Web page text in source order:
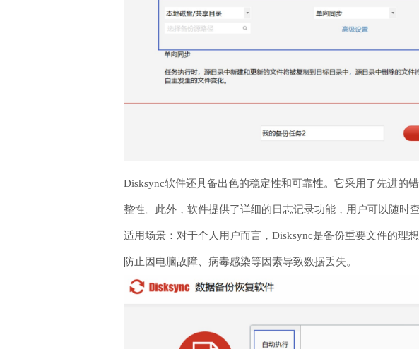
Disksync软件还具备出色的稳定性和可靠性。它采用了先进的
整性。此外，软件提供了详细的日志记录功能，用户可以随时
适用场景：对于个人用户而言，Disksync是备份重要文件的理
防止因电脑故障、病毒感染等因素导致数据丢失。